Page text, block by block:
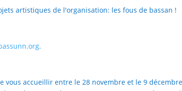
artistiques de l'organisation: les fous de bassan !
.
vous accueillir entre le 28 novembre et le 9